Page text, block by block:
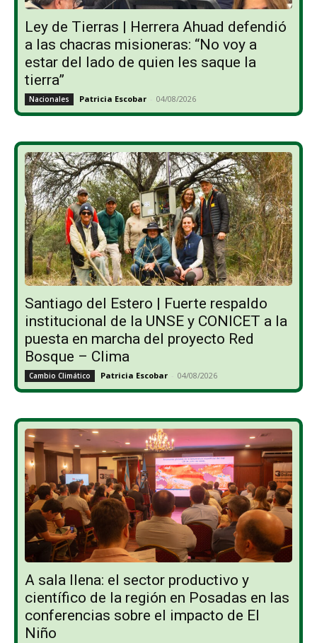
Ley de Tierras | Herrera Ahuad defendió
a las chacras misioneras: “No voy a
estar del lado de quien les saque la
tierra”
Nacionales Patricia Escobar - 04/08/2026
Santiago del Estero | Fuerte respaldo
institucional de la UNSE y CONICET a la
puesta en marcha del proyecto Red
Bosque – Clima
Cambio Climático Patricia Escobar - 04/08/2026
A sala llena: el sector productivo y
científico de la región en Posadas en las
conferencias sobre el impacto de El
Niño